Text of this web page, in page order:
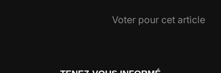
Voter pour cet article